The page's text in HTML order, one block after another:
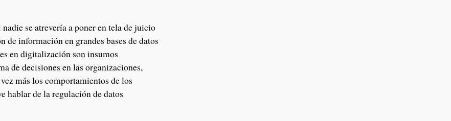
se atrevería a poner en tela de juicio
información en grandes bases de datos
en digitalización son insumos
de decisiones en las organizaciones,
más los comportamientos de los
hablar de la regulación de datos